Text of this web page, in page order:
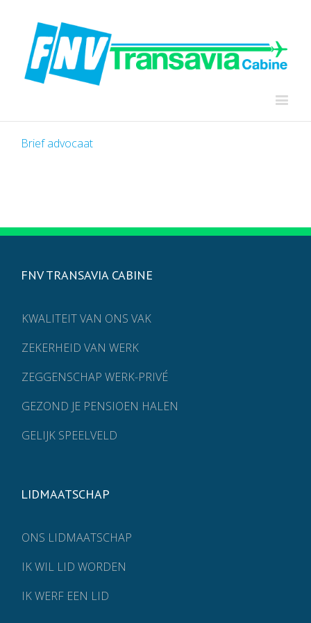
Brief advocaat
FNV TRANSAVIA CABINE
KWALITEIT VAN ONS VAK
ZEKERHEID VAN WERK
ZEGGENSCHAP WERK-PRIVÉ
GEZOND JE PENSIOEN HALEN
GELIJK SPEELVELD
LIDMAATSCHAP
ONS LIDMAATSCHAP
IK WIL LID WORDEN
IK WERF EEN LID